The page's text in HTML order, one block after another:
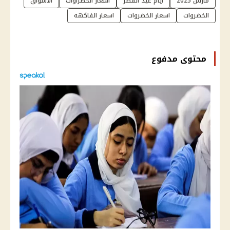
الخضروات
اسعار الخضروات اسعار الفاكهه
محتوى مدفوع